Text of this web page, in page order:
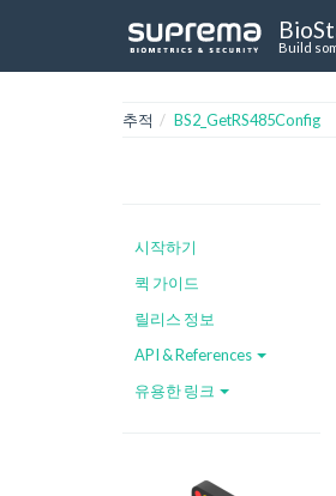
Build
추적 BS2_GetRS485Config
시작하기
퀵 가이드
릴리스 정보
API & References
유용한 링크